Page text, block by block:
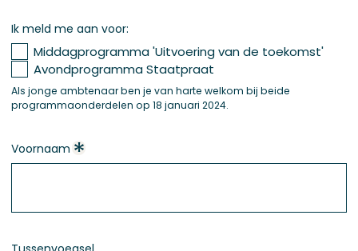
Ik meld me aan voor:
Middagprogramma 'Uitvoering van de toekomst'
Avondprogramma Staatpraat
Als jonge ambtenaar ben je van harte welkom bij beide
programmaonderdelen op 18 januari 2024.
Voornaam